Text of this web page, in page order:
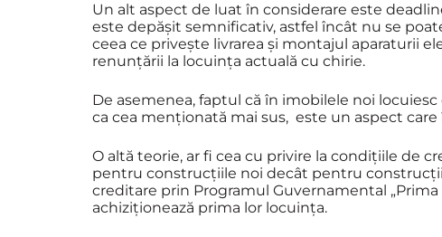
Un alt aspect de luat în considerare este
este depășit semnificativ, astfel încât nu se
ceea ce privește livrarea și montajul aparaturii
renunțării la locuința actuală cu chirie.
De asemenea, faptul că în imobilele noi
ca cea menționată mai sus, este un aspect
O altă teorie, ar fi cea cu privire la condițiile de
pentru construcțiile noi decât pentru
creditare prin Programul Guvernamental
achiziționează prima lor locuința.